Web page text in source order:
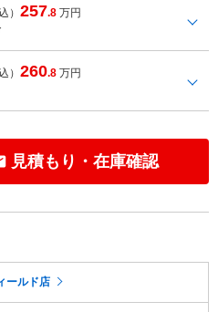
）257.8 万円
）260.8 万円
見積もり・在庫確認
ルド店